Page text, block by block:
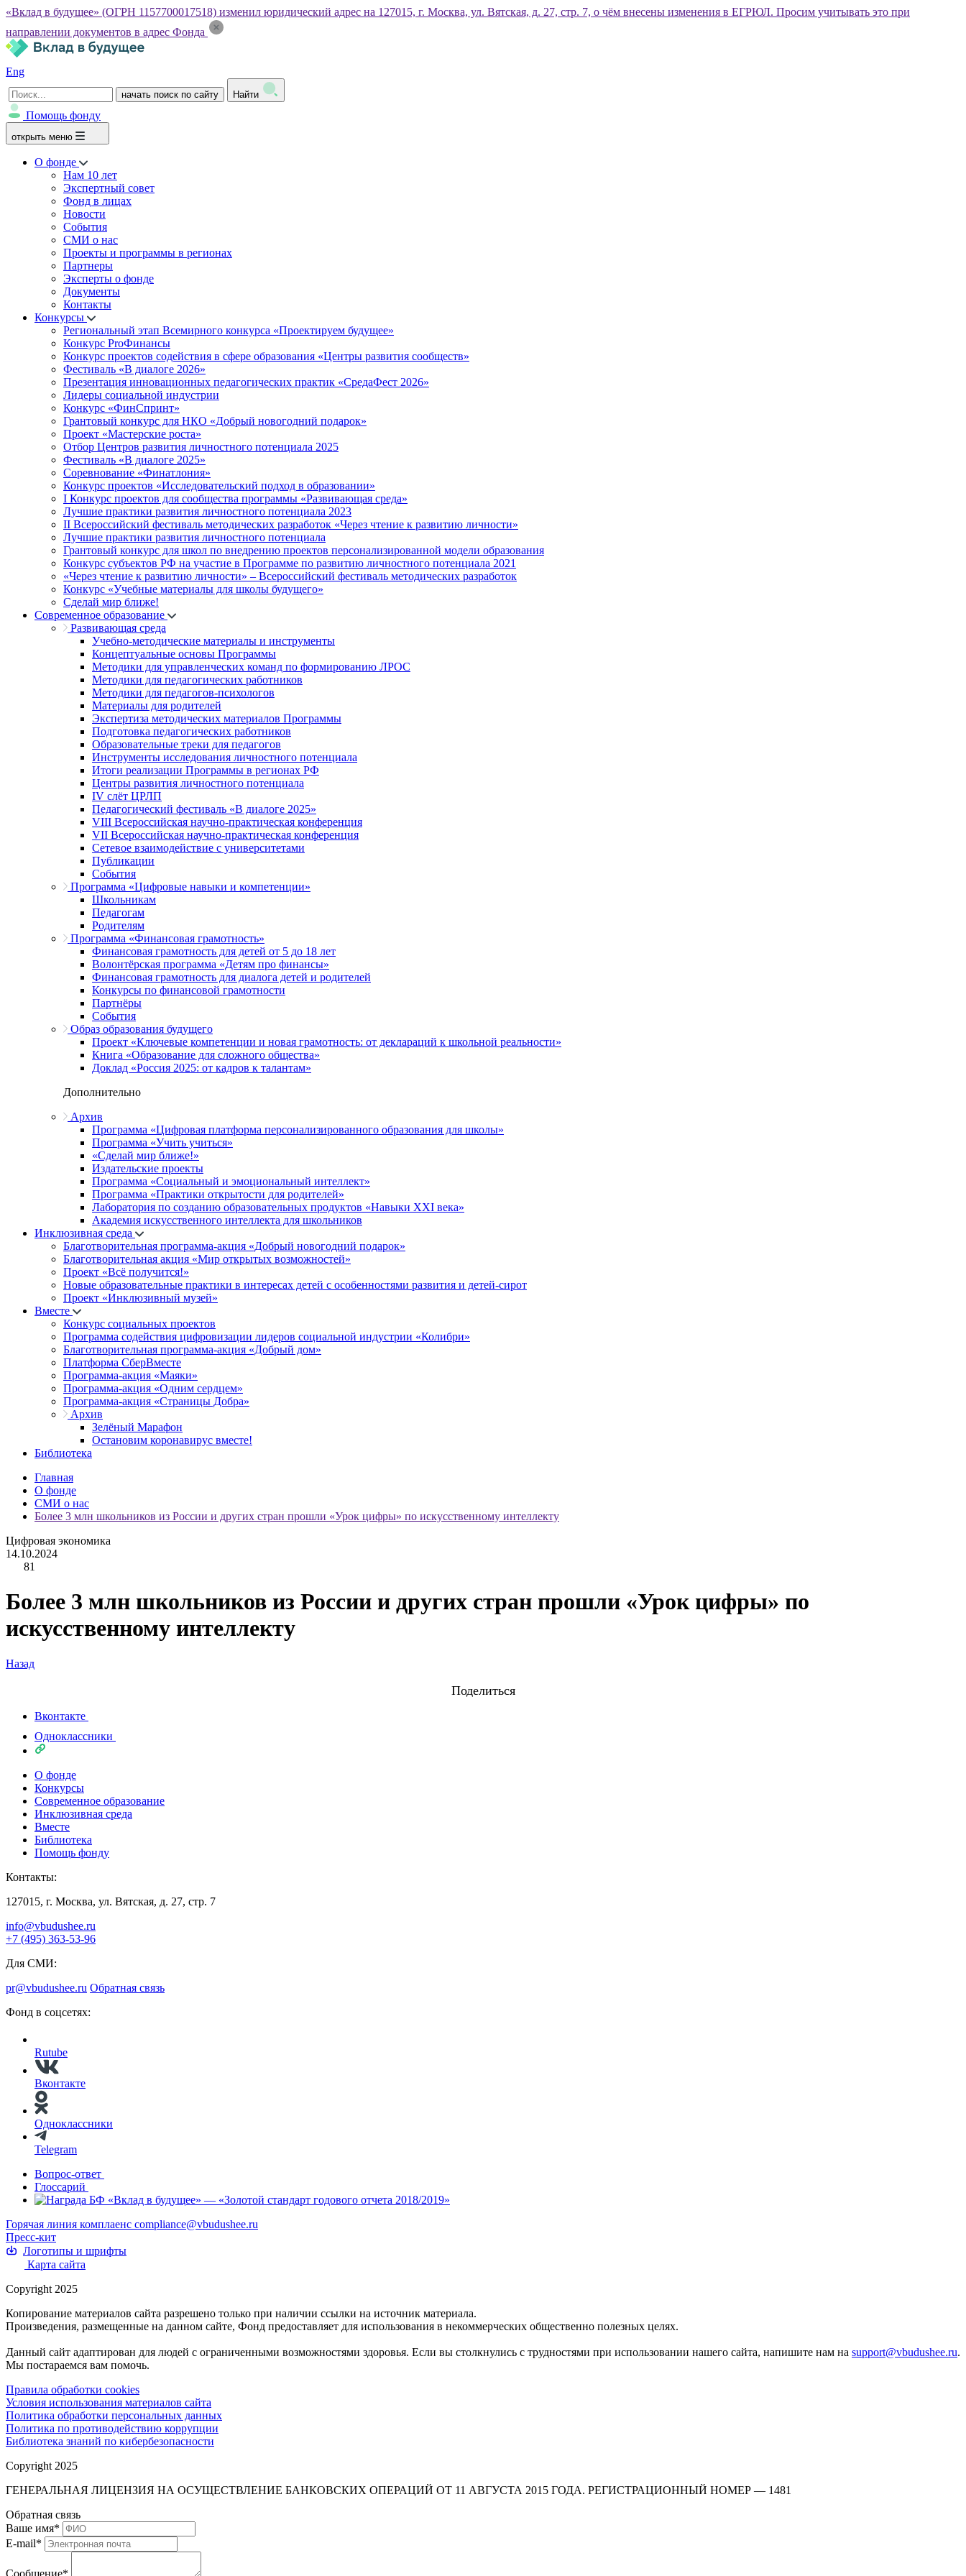
«Вклад в будущее» (ОГРН 1157700017518) изменил юридический адрес на 127015, г. Москва, ул. Вятская, д. 27, стр. 7, о чём внесены изменения в ЕГРЮЛ. Просим учитывать это при
направлении документов в адрес Фонда
Eng
начать поиск по сайту Найти
Помощь фонду
открыть меню
О фонде
Нам 10 лет
Экспертный совет
Фонд в лицах
Новости
События
СМИ о нас
Проекты и программы в регионах
Партнеры
Эксперты о фонде
Документы
Контакты
Конкурсы
Региональный этап Всемирного конкурса «Проектируем будущее»
Конкурс ProФинансы
Конкурс проектов содействия в сфере образования «Центры развития сообществ»
Фестиваль «В диалоге 2026»
Презентация инновационных педагогических практик «СредаФест 2026»
Лидеры социальной индустрии
Конкурс «ФинСпринт»
Грантовый конкурс для НКО «Добрый новогодний подарок»
Проект «Мастерские роста»
Отбор Центров развития личностного потенциала 2025
Фестиваль «В диалоге 2025»
Соревнование «Финатлония»
Конкурс проектов «Исследовательский подход в образовании»
I Конкурс проектов для сообщества программы «Развивающая среда»
Лучшие практики развития личностного потенциала 2023
II Всероссийский фестиваль методических разработок «Через чтение к развитию личности»
Лучшие практики развития личностного потенциала
Грантовый конкурс для школ по внедрению проектов персонализированной модели образования
Конкурс субъектов РФ на участие в Программе по развитию личностного потенциала 2021
«Через чтение к развитию личности» – Всероссийский фестиваль методических разработок
Конкурс «Учебные материалы для школы будущего»
Сделай мир ближе!
Современное образование
Развивающая среда
Учебно-методические материалы и инструменты
Концептуальные основы Программы
Методики для управленческих команд по формированию ЛРОС
Методики для педагогических работников
Методики для педагогов-психологов
Материалы для родителей
Экспертиза методических материалов Программы
Подготовка педагогических работников
Образовательные треки для педагогов
Инструменты исследования личностного потенциала
Итоги реализации Программы в регионах РФ
Центры развития личностного потенциала
IV слёт ЦРЛП
Педагогический фестиваль «В диалоге 2025»
VIII Всероссийская научно-практическая конференция
VII Всероссийская научно-практическая конференция
Сетевое взаимодействие с университетами
Публикации
События
Программа «Цифровые навыки и компетенции»
Школьникам
Педагогам
Родителям
Программа «Финансовая грамотность»
Финансовая грамотность для детей от 5 до 18 лет
Волонтёрская программа «Детям про финансы»
Финансовая грамотность для диалога детей и родителей
Конкурсы по финансовой грамотности
Партнёры
События
Образ образования будущего
Проект «Ключевые компетенции и новая грамотность: от деклараций к школьной реальности»
Книга «Образование для сложного общества»
Доклад «Россия 2025: от кадров к талантам»
Дополнительно
Архив
Программа «Цифровая платформа персонализированного образования для школы»
Программа «Учить учиться»
«Сделай мир ближе!»
Издательские проекты
Программа «Социальный и эмоциональный интеллект»
Программа «Практики открытости для родителей»
Лаборатория по созданию образовательных продуктов «Навыки XXI века»
Академия искусственного интеллекта для школьников
Инклюзивная среда
Благотворительная программа-акция «Добрый новогодний подарок»
Благотворительная акция «Мир открытых возможностей»
Проект «Всё получится!»
Новые образовательные практики в интересах детей с особенностями развития и детей-сирот
Проект «Инклюзивный музей»
Вместе
Конкурс социальных проектов
Программа содействия цифровизации лидеров социальной индустрии «Колибри»
Благотворительная программа-акция «Добрый дом»
Платформа СберВместе
Программа-акция «Маяки»
Программа-акция «Одним сердцем»
Программа-акция «Страницы Добра»
Архив
Зелёный Марафон
Остановим коронавирус вместе!
Библиотека
Главная
О фонде
СМИ о нас
Более 3 млн школьников из России и других стран прошли «Урок цифры» по искусственному интеллекту
Цифровая экономика
14.10.2024
81
Более 3 млн школьников из России и других стран прошли «Урок цифры» по
искусственному интеллекту
Назад
Поделиться
Вконтакте
Одноклассники
О фонде
Конкурсы
Современное образование
Инклюзивная среда
Вместе
Библиотека
Помощь фонду
Контакты:
127015, г. Москва, ул. Вятская, д. 27, стр. 7
info@vbudushee.ru
+7 (495) 363-53-96
Для СМИ:
pr@vbudushee.ru Обратная связь
Фонд в соцсетях:
Rutube
Вконтакте
Одноклассники
Telegram
Вопрос-ответ
Глоссарий
Горячая линия комплаенс compliance@vbudushee.ru
Пресс-кит
Логотипы и шрифты
Карта сайта
Copyright 2025
Копирование материалов сайта разрешено только при наличии ссылки на источник материала.
Произведения, размещенные на данном сайте, Фонд предоставляет для использования в некоммерческих общественно полезных целях.
Данный сайт адаптирован для людей с ограниченными возможностями здоровья. Если вы столкнулись с трудностями при использовании нашего сайта, напишите нам на support@vbudushee.ru.
Мы постараемся вам помочь.
Правила обработки cookies
Условия использования материалов сайта
Политика обработки персональных данных
Политика по противодействию коррупции
Библиотека знаний по кибербезопасности
Copyright 2025
ГЕНЕРАЛЬНАЯ ЛИЦЕНЗИЯ НА ОСУЩЕСТВЛЕНИЕ БАНКОВСКИХ ОПЕРАЦИЙ ОТ 11 АВГУСТА 2015 ГОДА. РЕГИСТРАЦИОННЫЙ НОМЕР — 1481
Обратная связь
Ваше имя*
E-mail*
Сообщение*